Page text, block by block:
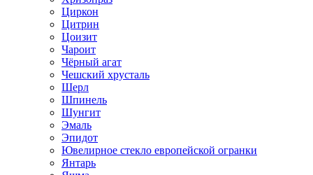
Циркон
Цитрин
Цоизит
Чароит
Чёрный агат
Чешский хрусталь
Шерл
Шпинель
Шунгит
Эмаль
Эпидот
Ювелирное стекло европейской огранки
Янтарь